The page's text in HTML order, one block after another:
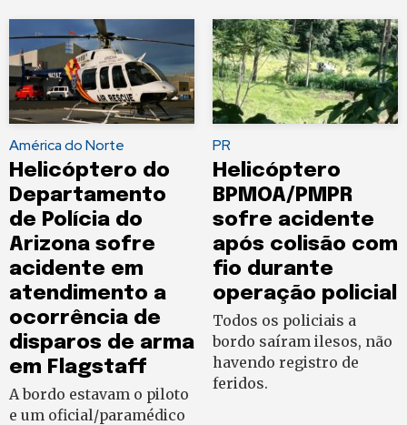
América do Norte
Helicóptero do
Departamento
de Polícia do
Arizona sofre
acidente em
atendimento a
ocorrência de
disparos de arma
em Flagstaff
A bordo estavam o piloto
e um oficial/paramédico
PR
Helicóptero
BPMOA/PMPR
sofre acidente
após colisão com
fio durante
operação policial
Todos os policiais a
bordo saíram ilesos, não
havendo registro de
feridos.